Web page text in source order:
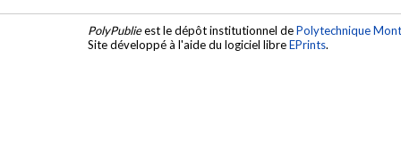
PolyPublieest le dépôt institutionnel dePolytechnique
Site développé à l'aide du logiciel libreEPrints.